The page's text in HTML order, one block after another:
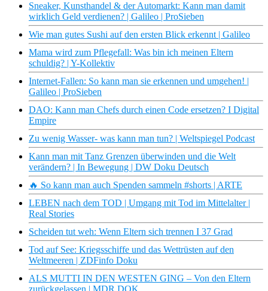
Sneaker, Kunsthandel & der Automarkt: Kann man damit
wirklich Geld verdienen? | Galileo | ProSieben
Wie man gutes Sushi auf den ersten Blick erkennt | Galileo
Mama wird zum Pflegefall: Was bin ich meinen Eltern
schuldig? | Y-Kollektiv
Internet-Fallen: So kann man sie erkennen und umgehen! |
Galileo | ProSieben
DAO: Kann man Chefs durch einen Code ersetzen? I Digital
Empire
Zu wenig Wasser- was kann man tun? | Weltspiegel Podcast
Kann man mit Tanz Grenzen überwinden und die Welt
verändern? | In Bewegung | DW Doku Deutsch
🔥 So kann man auch Spenden sammeln #shorts | ARTE
LEBEN nach dem TOD | Umgang mit Tod im Mittelalter |
Real Stories
Scheiden tut weh: Wenn Eltern sich trennen I 37 Grad
Tod auf See: Kriegsschiffe und das Wettrüsten auf den
Weltmeeren | ZDFinfo Doku
ALS MUTTI IN DEN WESTEN GING – Von den Eltern